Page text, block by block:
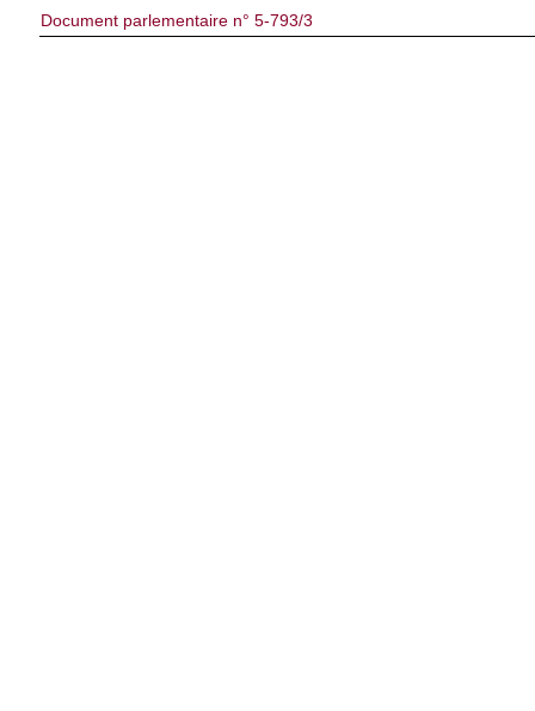
Document parlementaire n° 5-793/3